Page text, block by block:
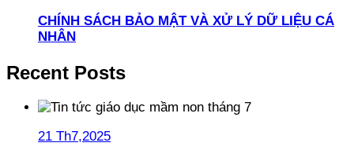
CHÍNH SÁCH BẢO MẬT VÀ XỬ LÝ DỮ LIỆU CÁ
NHÂN
Recent Posts
21 Th7,2025